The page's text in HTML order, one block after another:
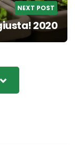
NEXT POST
2020